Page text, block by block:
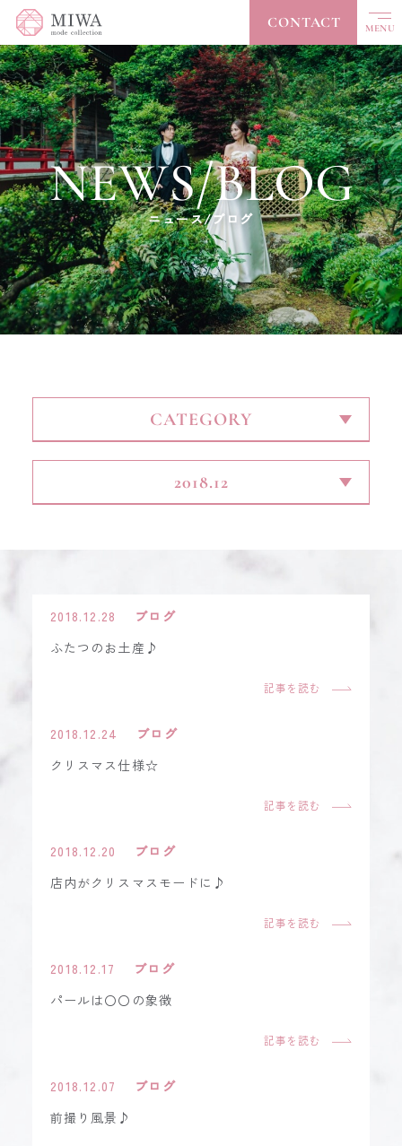
CONTACT MENU
CLOSE
TOP トップ
ABOUT 私たちについて
COLLECTION コレクション
ACCESSORY アクセサリー
ACCESS アクセス
CONTACT
NEWS/BLOG
ニュース/ブログ
2018.12.28
ブログ
ふたつのお土産♪
記事を読む
2018.12.24
ブログ
クリスマス仕様☆
記事を読む
2018.12.20
ブログ
店内がクリスマスモードに♪
記事を読む
2018.12.17
ブログ
パールは〇〇の象徴
記事を読む
2018.12.07
ブログ
前撮り風景♪